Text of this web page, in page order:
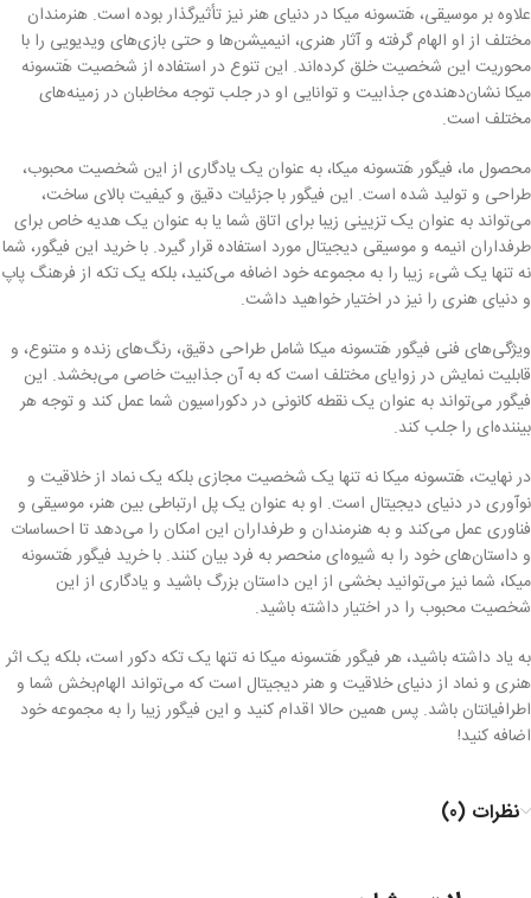
علاوه بر موسیقی، هَتسونه میکا در دنیای هنر نیز تأثیرگذار بوده است. هنرمندان
مختلف از او الهام گرفته و آثار هنری، انیمیشن‌ها و حتی بازی‌های ویدیویی را با
محوریت این شخصیت خلق کرده‌اند. این تنوع در استفاده از شخصیت هَتسونه
میکا نشان‌دهنده‌ی جذابیت و توانایی او در جلب توجه مخاطبان در زمینه‌های
مختلف است.
محصول ما، فیگور هَتسونه میکا، به عنوان یک یادگاری از این شخصیت محبوب،
طراحی و تولید شده است. این فیگور با جزئیات دقیق و کیفیت بالای ساخت،
می‌تواند به عنوان یک تزیینی زیبا برای اتاق شما یا به عنوان یک هدیه خاص برای
طرفداران انیمه و موسیقی دیجیتال مورد استفاده قرار گیرد. با خرید این فیگور، شما
نه تنها یک شیء زیبا را به مجموعه خود اضافه می‌کنید، بلکه یک تکه از فرهنگ پاپ
و دنیای هنری را نیز در اختیار خواهید داشت.
ویژگی‌های فنی فیگور هَتسونه میکا شامل طراحی دقیق، رنگ‌های زنده و متنوع، و
قابلیت نمایش در زوایای مختلف است که به آن جذابیت خاصی می‌بخشد. این
فیگور می‌تواند به عنوان یک نقطه کانونی در دکوراسیون شما عمل کند و توجه هر
بیننده‌ای را جلب کند.
در نهایت، هَتسونه میکا نه تنها یک شخصیت مجازی بلکه یک نماد از خلاقیت و
نوآوری در دنیای دیجیتال است. او به عنوان یک پل ارتباطی بین هنر، موسیقی و
فناوری عمل می‌کند و به هنرمندان و طرفداران این امکان را می‌دهد تا احساسات
و داستان‌های خود را به شیوه‌ای منحصر به فرد بیان کنند. با خرید فیگور هَتسونه
میکا، شما نیز می‌توانید بخشی از این داستان بزرگ باشید و یادگاری از این
شخصیت محبوب را در اختیار داشته باشید.
به یاد داشته باشید، هر فیگور هَتسونه میکا نه تنها یک تکه دکور است، بلکه یک اثر
هنری و نماد از دنیای خلاقیت و هنر دیجیتال است که می‌تواند الهام‌بخش شما و
اطرافیانتان باشد. پس همین حالا اقدام کنید و این فیگور زیبا را به مجموعه خود
اضافه کنید!
نظرات (0)